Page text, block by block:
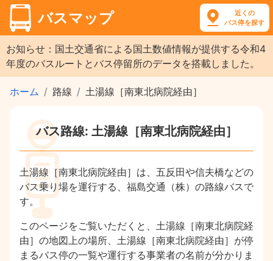
バスマップ
近くの
バス停を探す
お知らせ：国土交通省による国土数値情報が提供する令和4
年度のバスルートとバス停留所のデータを搭載しました。
ホーム 路線 土湯線［南東北病院経由］
バス路線: 土湯線［南東北病院経由］
土湯線［南東北病院経由］は、五反田や信夫橋などの
バス乗り場を運行する、福島交通（株）の路線バスで
す。
このページをご覧いただくと、土湯線［南東北病院経
由］の地図上の場所、土湯線［南東北病院経由］が停
まるバス停の一覧や運行する事業者の名前が分かりま